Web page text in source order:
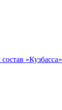
«Кузбасса»